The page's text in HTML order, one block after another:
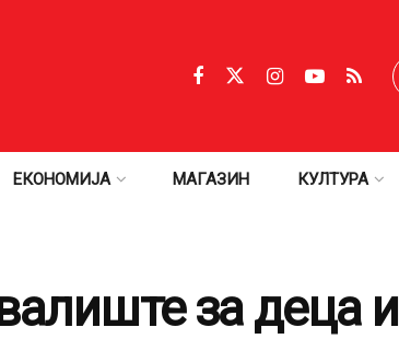
ЕКОНОМИЈА МАГАЗИН КУЛТУРА
за деца и